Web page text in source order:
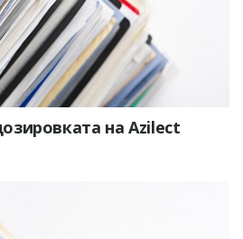
на Azilect